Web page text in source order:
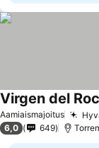
Aamiaismajoitus
Virgen del
6,0 649